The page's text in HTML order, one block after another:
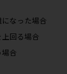
なった場合
回る場合
合